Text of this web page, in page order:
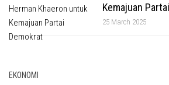
Kemajuan
25 March 2025
EKONOMI